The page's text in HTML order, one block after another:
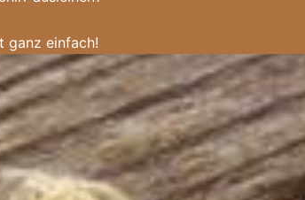
ganz einfach!